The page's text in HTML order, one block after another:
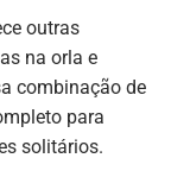
outras
na orla e
combinação de
para
solitários.